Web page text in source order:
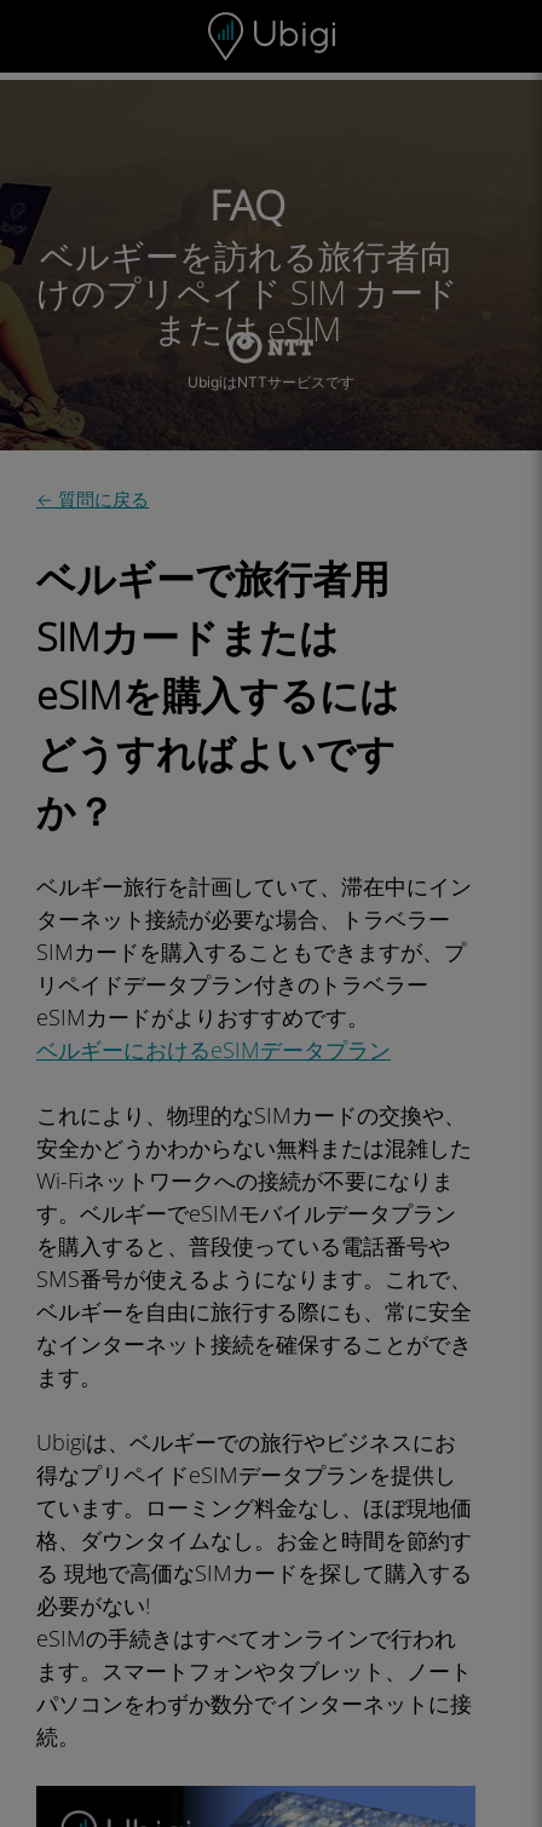
ナビゲーションバー
FAQ
ベルギーを訪れる旅行者向
けのプリペイド SIM カード
または eSIM
UbigiはNTTサービスです
← 質問に戻る
ベルギーで旅行者用
SIMカードまたは
eSIMを購入するには
どうすればよいです
か？
ベルギー旅行を計画していて、滞在中にイン
ターネット接続が必要な場合、トラベラー
SIMカードを購入することもできますが、プ
リペイドデータプラン付きのトラベラー
eSIMカードがよりおすすめです。
ベルギーにおけるeSIMデータプラン
これにより、物理的なSIMカードの交換や、
安全かどうかわからない無料または混雑した
Wi-Fiネットワークへの接続が不要になりま
す。ベルギーでeSIMモバイルデータプラン
を購入すると、普段使っている電話番号や
SMS番号が使えるようになります。これで、
ベルギーを自由に旅行する際にも、常に安全
なインターネット接続を確保することができ
ます。
Ubigiは、ベルギーでの旅行やビジネスにお
得なプリペイドeSIMデータプランを提供し
ています。ローミング料金なし、ほぼ現地価
格、ダウンタイムなし。お金と時間を節約す
る 現地で高価なSIMカードを探して購入する
必要がない!
eSIMの手続きはすべてオンラインで行われ
ます。スマートフォンやタブレット、ノート
パソコンをわずか数分でインターネットに接
続。